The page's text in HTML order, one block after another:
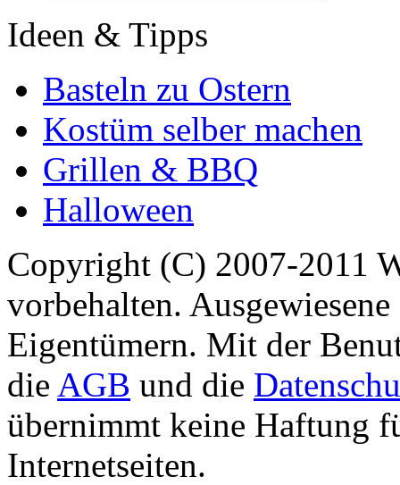
Ideen & Tipps
Basteln zu Ostern
Kostüm selber machen
Grillen & BBQ
Halloween
Copyright (C) 2007-2011
vorbehalten.
Eigentümern. Mit der
die AGB und die
übernimmt keine Haftung
Internetseiten.